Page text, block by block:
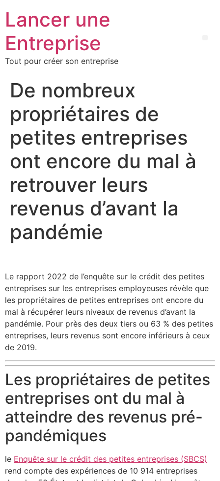
Lancer une
Entreprise
Tout pour créer son entreprise
De nombreux
propriétaires de
petites entreprises
ont encore du mal à
retrouver leurs
revenus d’avant la
pandémie
Le rapport 2022 de l’enquête sur le crédit des petites
entreprises sur les entreprises employeuses révèle que
les propriétaires de petites entreprises ont encore du
mal à récupérer leurs niveaux de revenus d’avant la
pandémie. Pour près des deux tiers ou 63 % des petites
entreprises, leurs revenus sont encore inférieurs à ceux
de 2019.
Les propriétaires de petites
entreprises ont du mal à
atteindre des revenus pré-
pandémiques
le Enquête sur le crédit des petites entreprises (SBCS)
rend compte des expériences de 10 914 entreprises